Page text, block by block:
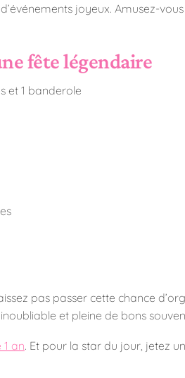
joyeux. Amusez-
fête légendaire
et 1 banderole
pas passer cette chance
et pleine de bons
an. Et pour la star du jour, jetez